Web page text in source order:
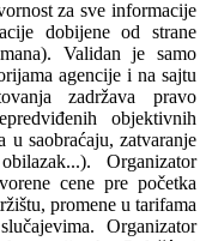
za sve informacije
dobijene od strane
Validan je samo
agencije i na sajtu
zadržava pravo
objektivnih
u saobraćaju, zatvaranje
Organizator
cene pre početka
promene u tarifama
Organizator